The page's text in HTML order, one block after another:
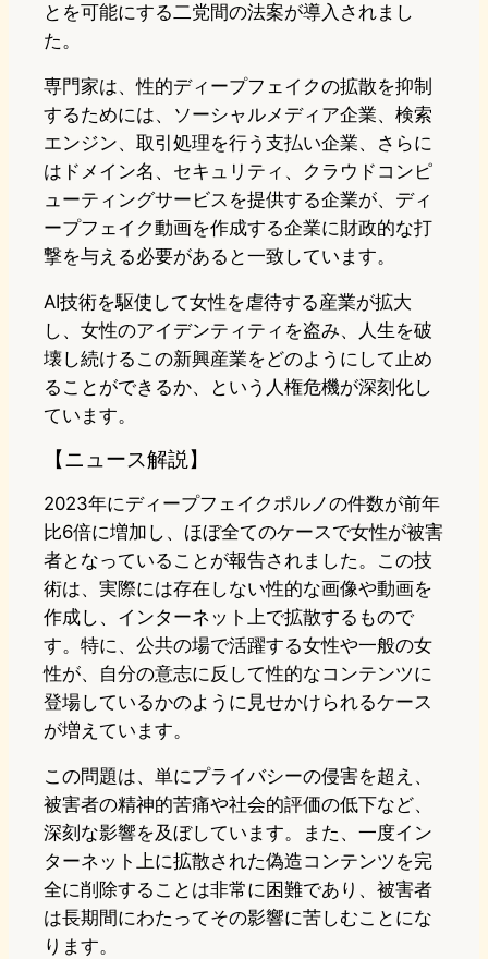
とを可能にする二党間の法案が導入されまし
た。
専門家は、性的ディープフェイクの拡散を抑制
するためには、ソーシャルメディア企業、検索
エンジン、取引処理を行う支払い企業、さらに
はドメイン名、セキュリティ、クラウドコンピ
ューティングサービスを提供する企業が、ディ
ープフェイク動画を作成する企業に財政的な打
撃を与える必要があると一致しています。
AI技術を駆使して女性を虐待する産業が拡大
し、女性のアイデンティティを盗み、人生を破
壊し続けるこの新興産業をどのようにして止め
ることができるか、という人権危機が深刻化し
ています。
【ニュース解説】
2023年にディープフェイクポルノの件数が前年
比6倍に増加し、ほぼ全てのケースで女性が被害
者となっていることが報告されました。この技
術は、実際には存在しない性的な画像や動画を
作成し、インターネット上で拡散するもので
す。特に、公共の場で活躍する女性や一般の女
性が、自分の意志に反して性的なコンテンツに
登場しているかのように見せかけられるケース
が増えています。
この問題は、単にプライバシーの侵害を超え、
被害者の精神的苦痛や社会的評価の低下など、
深刻な影響を及ぼしています。また、一度イン
ターネット上に拡散された偽造コンテンツを完
全に削除することは非常に困難であり、被害者
は長期間にわたってその影響に苦しむことにな
ります。